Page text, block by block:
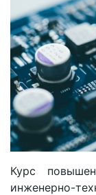
Курс
инженерно-